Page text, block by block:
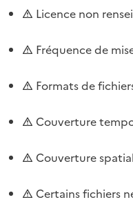
Licence non
Fréquence de
Formats de
Couverture
Couverture
Certains fichiers